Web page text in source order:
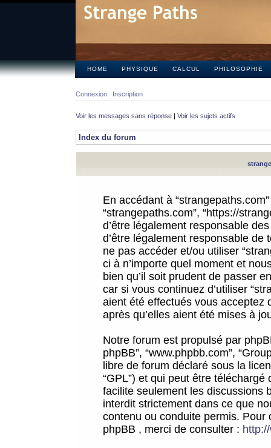
HOME PHYSIQUE CALCUL PHILOSOPHIE
Connexion Inscription
Voir les messages sans réponse | Voir les sujets actifs
Index du forum
En accédant à
“strangepaths.com”, “https://
d’être légalement responsable
d’être légalement responsable
ne pas accéder et/ou utiliser
ci à n’importe quel moment et
bien qu’il soit prudent de passer
car si vous continuez d’utiliser
aient été effectués vous acceptez
après qu’elles aient été mises à
Notre forum est propulsé par
phpBB”, “www.phpbb.com”,
libre de forum déclaré sous la
“GPL”) et qui peut être téléchargé
facilite seulement les discussions
interdit strictement dans ce que
contenu ou conduite permis.
phpBB , merci de consulter :